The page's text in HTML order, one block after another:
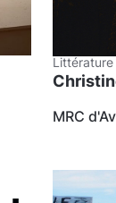
MRC